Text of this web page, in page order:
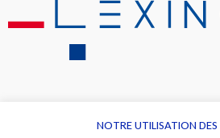
NOTRE UTILISATION DES